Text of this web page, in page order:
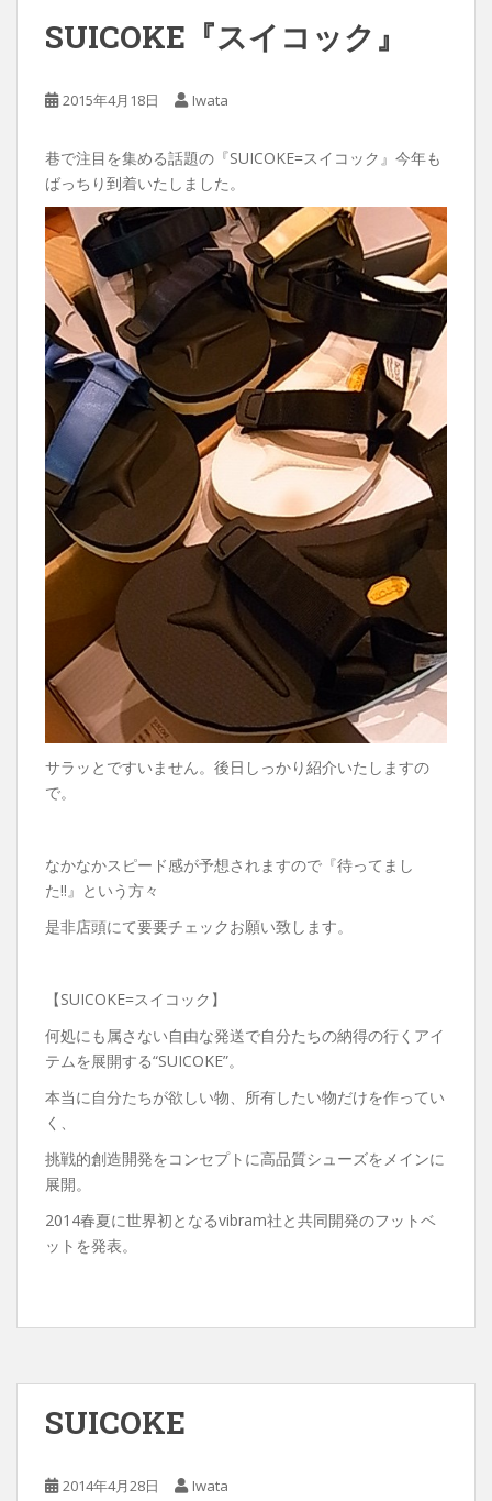
SUICOKE『スイコック』
2015年4月18日 Iwata
巷で注目を集める話題の『SUICOKE=スイコック』今年も
ばっちり到着いたしました。
サラッとですいません。後日しっかり紹介いたしますの
で。
なかなかスピード感が予想されますので『待ってまし
た!!』という方々
是非店頭にて要要チェックお願い致します。
【SUICOKE=スイコック】
何処にも属さない自由な発送で自分たちの納得の行くアイ
テムを展開する“SUICOKE”。
本当に自分たちが欲しい物、所有したい物だけを作ってい
く、
挑戦的創造開発をコンセプトに高品質シューズをメインに
展開。
2014春夏に世界初となるvibram社と共同開発のフットベ
ットを発表。
SUICOKE
2014年4月28日 Iwata